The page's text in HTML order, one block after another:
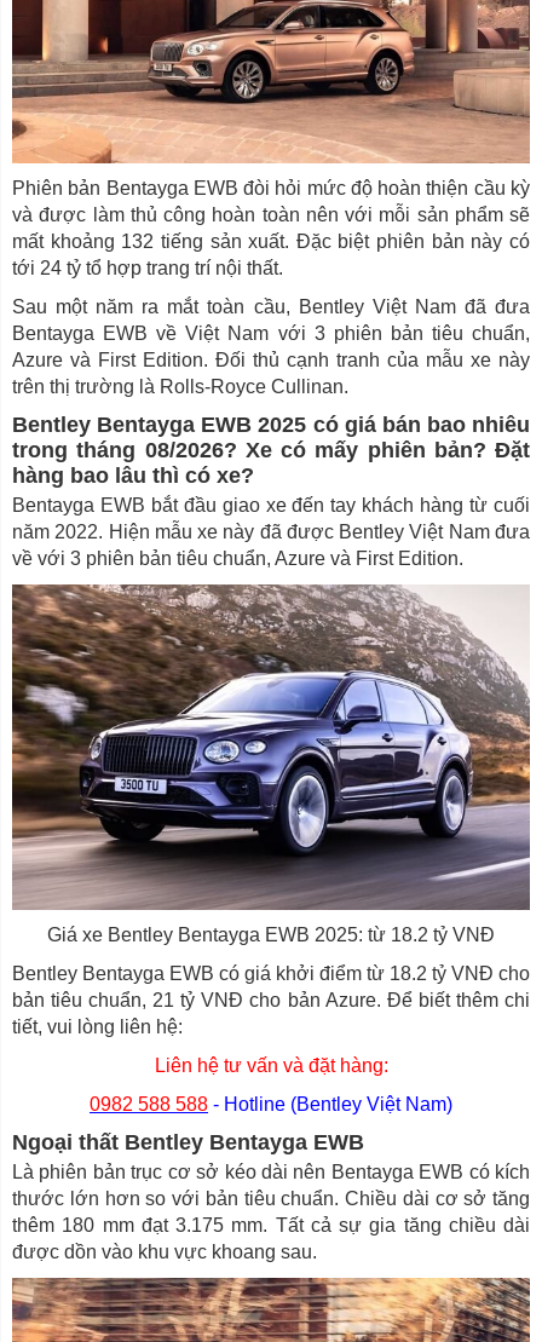
Phiên bản Bentayga EWB đòi hỏi mức độ hoàn thiện cầu kỳ
và được làm thủ công hoàn toàn nên với mỗi sản phẩm sẽ
mất khoảng 132 tiếng sản xuất. Đặc biệt phiên bản này có
tới 24 tỷ tổ hợp trang trí nội thất.
Sau một năm ra mắt toàn cầu, Bentley Việt Nam đã đưa
Bentayga EWB về Việt Nam với 3 phiên bản tiêu chuẩn,
Azure và First Edition. Đối thủ cạnh tranh của mẫu xe này
trên thị trường là Rolls-Royce Cullinan.
Bentley Bentayga EWB 2025 có giá bán bao nhiêu
trong tháng 08/2026? Xe có mấy phiên bản? Đặt
hàng bao lâu thì có xe?
Bentayga EWB bắt đầu giao xe đến tay khách hàng từ cuối
năm 2022. Hiện mẫu xe này đã được Bentley Việt Nam đưa
về với 3 phiên bản tiêu chuẩn, Azure và First Edition.
Giá xe Bentley Bentayga EWB 2025: từ 18.2 tỷ VNĐ
Bentley Bentayga EWB có giá khởi điểm từ 18.2 tỷ VNĐ cho
bản tiêu chuẩn, 21 tỷ VNĐ cho bản Azure. Để biết thêm chi
tiết, vui lòng liên hệ:
Liên hệ tư vấn và đặt hàng:
0982 588 588 - Hotline (Bentley Việt Nam)
Ngoại thất Bentley Bentayga EWB
Là phiên bản trục cơ sở kéo dài nên Bentayga EWB có kích
thước lớn hơn so với bản tiêu chuẩn. Chiều dài cơ sở tăng
thêm 180 mm đạt 3.175 mm. Tất cả sự gia tăng chiều dài
được dồn vào khu vực khoang sau.